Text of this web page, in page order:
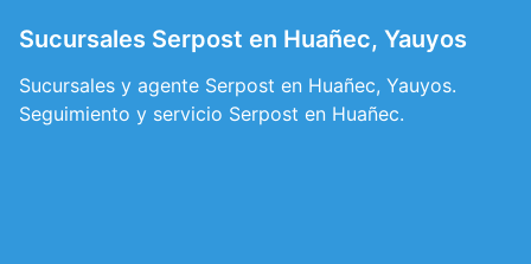
Sucursales Serpost en Huañec, Yauyos
Sucursales y agente Serpost en Huañec, Yauyos.
Seguimiento y servicio Serpost en Huañec.